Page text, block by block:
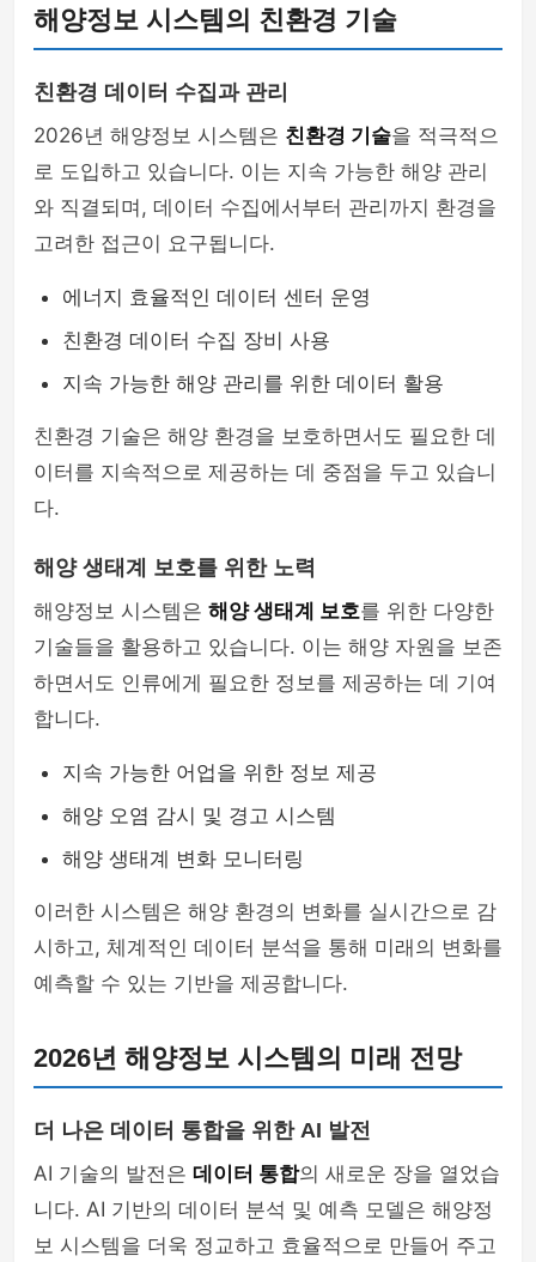
해양정보 시스템의 친환경 기술
친환경 데이터 수집과 관리
2026년 해양정보 시스템은 친환경 기술을 적극적으
로 도입하고 있습니다. 이는 지속 가능한 해양 관리
와 직결되며, 데이터 수집에서부터 관리까지 환경을
고려한 접근이 요구됩니다.
에너지 효율적인 데이터 센터 운영
친환경 데이터 수집 장비 사용
지속 가능한 해양 관리를 위한 데이터 활용
친환경 기술은 해양 환경을 보호하면서도 필요한 데
이터를 지속적으로 제공하는 데 중점을 두고 있습니
다.
해양 생태계 보호를 위한 노력
해양정보 시스템은 해양 생태계 보호를 위한 다양한
기술들을 활용하고 있습니다. 이는 해양 자원을 보존
하면서도 인류에게 필요한 정보를 제공하는 데 기여
합니다.
지속 가능한 어업을 위한 정보 제공
해양 오염 감시 및 경고 시스템
해양 생태계 변화 모니터링
이러한 시스템은 해양 환경의 변화를 실시간으로 감
시하고, 체계적인 데이터 분석을 통해 미래의 변화를
예측할 수 있는 기반을 제공합니다.
2026년 해양정보 시스템의 미래 전망
더 나은 데이터 통합을 위한 AI 발전
AI 기술의 발전은 데이터 통합의 새로운 장을 열었습
니다. AI 기반의 데이터 분석 및 예측 모델은 해양정
보 시스템을 더욱 정교하고 효율적으로 만들어 주고